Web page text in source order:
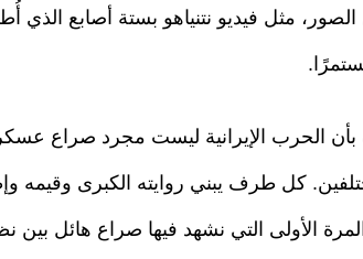
مثل فيديو نتنياهو بستة أصابع
بأن الحرب الإيرانية ليست مجرد صراع
كل طرف يبني روايته الكبرى وقيمه
الأولى التي نشهد فيها صراع هائل